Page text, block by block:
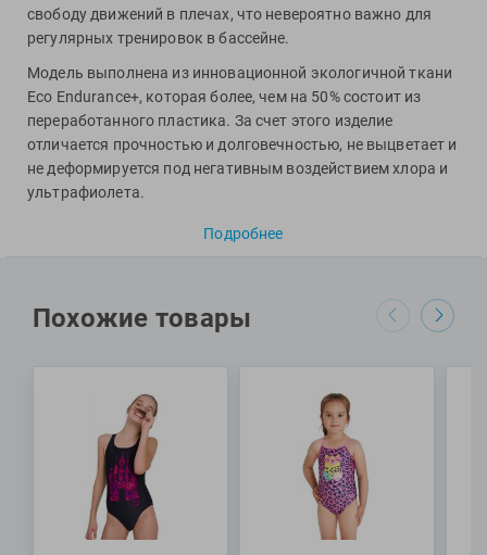
свободу движений в плечах, что невероятно важно для
регулярных тренировок в бассейне.
Модель выполнена из инновационной экологичной ткани
Eco Endurance+, которая более, чем на 50% состоит из
переработанного пластика. За счет этого изделие
отличается прочностью и долговечностью, не выцветает и
не деформируется под негативным воздействием хлора и
ультрафиолета.
Специалисты Proswim рекомендуют купальник Digital
МАТЕРИАЛЫ: 53% переработанный полиэстер, 47%
Подробнее
Похожие товары